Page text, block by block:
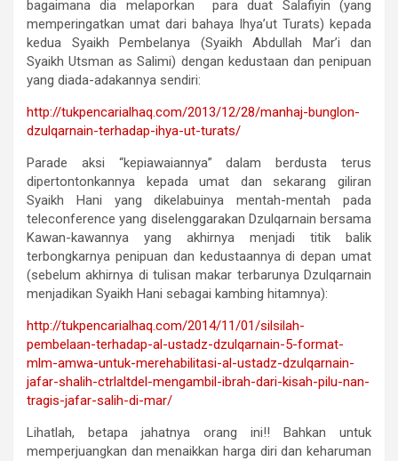
bagaimana dia melaporkan para duat Salafiyin (yang
memperingatkan umat dari bahaya Ihya’ut Turats) kepada
kedua Syaikh Pembelanya (Syaikh Abdullah Mar’i dan
Syaikh Utsman as Salimi) dengan kedustaan dan penipuan
yang diada-adakannya sendiri:
http://tukpencarialhaq.com/2013/12/28/manhaj-bunglon-
dzulqarnain-terhadap-ihya-ut-turats/
Parade aksi “kepiawaiannya” dalam berdusta terus
dipertontonkannya kepada umat dan sekarang giliran
Syaikh Hani yang dikelabuinya mentah-mentah pada
teleconference yang diselenggarakan Dzulqarnain bersama
Kawan-kawannya yang akhirnya menjadi titik balik
terbongkarnya penipuan dan kedustaannya di depan umat
(sebelum akhirnya di tulisan makar terbarunya Dzulqarnain
menjadikan Syaikh Hani sebagai kambing hitamnya):
http://tukpencarialhaq.com/2014/11/01/silsilah-
pembelaan-terhadap-al-ustadz-dzulqarnain-5-format-
mlm-amwa-untuk-merehabilitasi-al-ustadz-dzulqarnain-
jafar-shalih-ctrlaltdel-mengambil-ibrah-dari-kisah-pilu-nan-
tragis-jafar-salih-di-mar/
Lihatlah, betapa jahatnya orang ini!! Bahkan untuk
memperjuangkan dan menaikkan harga diri dan keharuman